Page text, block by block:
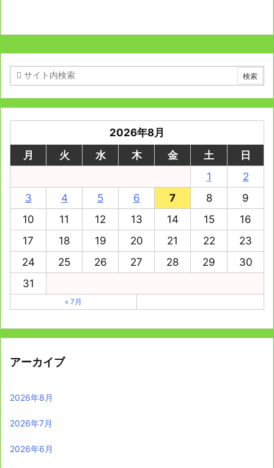
2026年8月
月
火 水 木 金 土
日
1
2
3
4 5 6 7 8
9
10
11 12 13 14 15
16
17
18 19 20 21 22
23
24
25 26 27 28 29
30
31
« 7月
アーカイブ
2026年8月
2026年7月
2026年6月